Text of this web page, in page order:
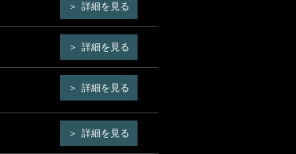
詳細を見る
詳細を見る
詳細を見る
詳細を見る